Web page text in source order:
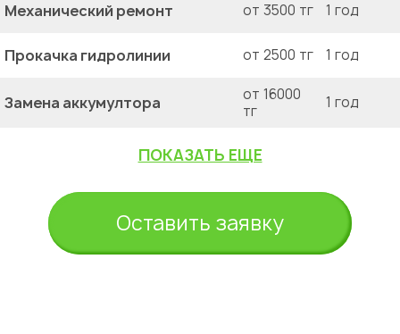
Механический ремонт от 3500 тг 1 год
Прокачка гидролинии от 2500 тг 1 год
Замена аккумултора
от 16000
тг
1 год
ПОКАЗАТЬ ЕЩЕ
Оставить заявку